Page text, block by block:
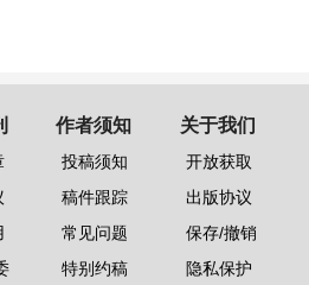
作者须知
投稿须知
稿件跟踪
常见问题
特别约稿
关于我们
开放获取
出版协议
保存/撤销
隐私保护